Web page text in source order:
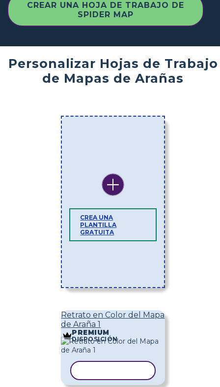
CREAR UNA HOJA DE TRABAJO DE
SPIDER MAP
Personalizar Hojas de Trabajo
de Mapas de Arañas
CREA UNA
PLANTILLA
GRATUITA
Retrato en Color del Mapa
de Araña 1
PREMIUM
DISPOSICIÓN